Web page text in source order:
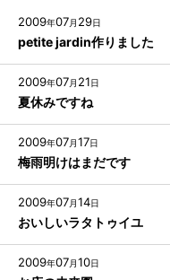
2009年07月 29日
petite jardin作りました
2009年07月 21日
夏休みですね
2009年07月17日
梅雨明けはまだです
2009年07月14日
おいしいラタトゥイユ
2009年07月10日